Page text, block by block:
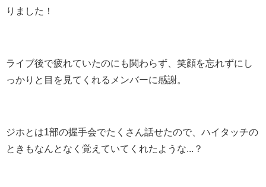
りました！
ライブ後で疲れていたのにも関わらず、笑顔を忘れずにし
っかりと目を見てくれるメンバーに感謝。
ジホとは1部の握手会でたくさん話せたので、ハイタッチの
ときもなんとなく覚えていてくれたような...？